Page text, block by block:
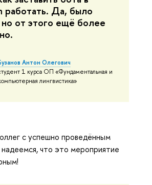
работать. Да, было
от этого ещё более
Антон Олегович
1 курса ОП «Фундаментальная и
лингвистика»
с успешно проведённым
что это мероприятие